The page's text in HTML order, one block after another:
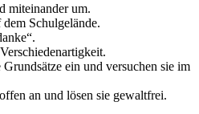
miteinander um.
Schulgelände.
ein und versuchen sie im
an und lösen sie gewaltfrei.